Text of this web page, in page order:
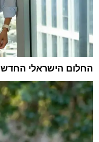
החלום הישראלי החדש